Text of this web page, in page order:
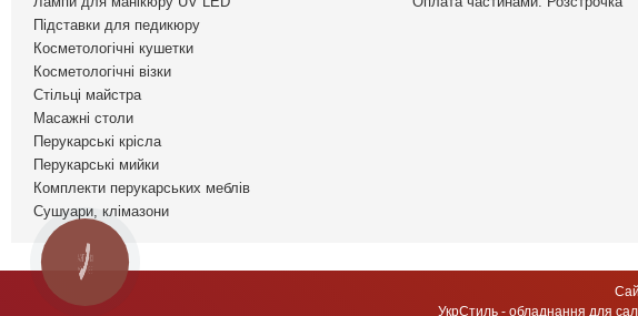
Підставки для педикюру
Косметологічні кушетки
Косметологічні візки
Стільці майстра
Масажні столи
Перукарські крісла
Перукарські мийки
Комплекти перукарських меблів
Сушуари, клімазони
КНОПКА
ЗВ'ЯЗКУ